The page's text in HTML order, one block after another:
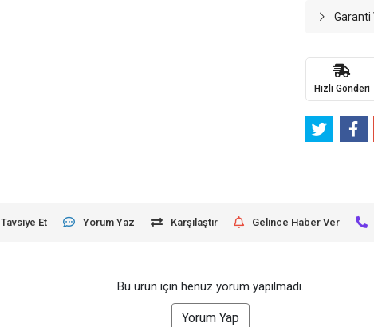
Garanti
Hızlı Gönderi
Tavsiye Et Yorum Yaz Karşılaştır Gelince Haber Ver
Bu ürün için henüz yorum yapılmadı.
Yorum Yap